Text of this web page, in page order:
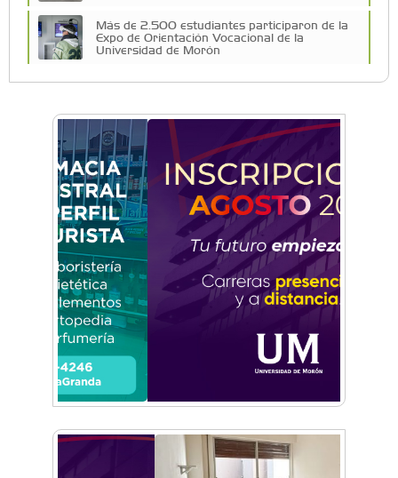
Más de 2.500 estudiantes participaron de la
Expo de Orientación Vocacional de la
Universidad de Morón
De Castelar a Júpiter: Conocé la historia del
vecino que mapeó la luna hacia la que viaja
Castelar Digital
Dr. Omar Battilana: casi cuatro décadas de
odontología en Castelar con una premisa que
no cambió
Emiliano Brancciari inauguró "El Banquito de
Norita", el nuevo ciclo cultural de la Casa
Museo Nora Cortiñas
No funcionará el Ferrocarril Sarmiento por
cuatro días
¡Sí, prometo! Miles de estudiantes de Morón
prometieron lealtad a la bandera
Empresas, emprendedores y cultura se
reunieron en Expo Morón Se Muestra